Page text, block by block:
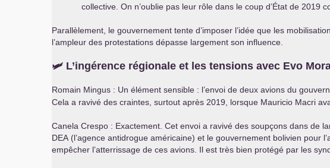
collective. On n’oublie pas leur rôle dans le coup d’État de 2019
Parallèlement, le gouvernement tente d’imposer l’idée que les
l’ampleur des protestations dépasse largement son influence.
🛩️ L’ingérence régionale et les tensions avec Evo
Romain Mingus : Un élément sensible : l’envoi de deux avions du
Cela a ravivé des craintes, surtout après 2019, lorsque Mauricio Macri
Canela Crespo : Exactement. Cet envoi a ravivé des soupçons dans de
DEA (l’agence antidrogue américaine) et le gouvernement bolivien pour
empêcher l’atterrissage de ces avions. Il est très bien protégé par les